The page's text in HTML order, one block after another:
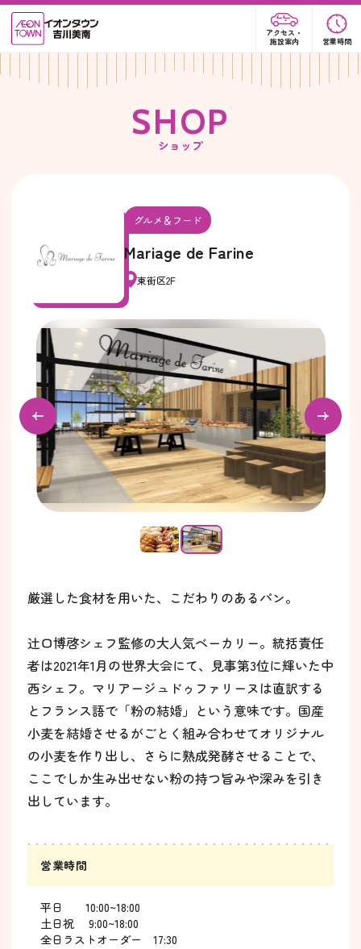
アクセス・
施設案内
営業時間
SHOP
ショップ
グルメ＆フード
Mariage de Farine
東街区2F
厳選した食材を用いた、こだわりのあるパン。
辻口博啓シェフ監修の大人気ベーカリー。統括責任
者は2021年1月の世界大会にて、見事第3位に輝いた中
西シェフ。マリアージュドゥファリーヌは直訳する
とフランス語で「粉の結婚」という意味です。国産
小麦を結婚させるがごとく組み合わせてオリジナル
の小麦を作り出し、さらに熟成発酵させることで、
ここでしか生み出せない粉の持つ旨みや深みを引き
出しています。
営業時間
平日 10:00~18:00
土日祝 9:00~18:00
全日ラストオーダー 17:30